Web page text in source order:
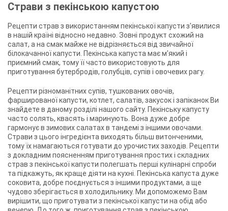
Страви з пекінською капустою
Рецепти страв з використанням пекінської капусти з'явилися
в нашій країні відносно недавно. Зовні продукт схожий на
салат, а на смак майже не відрізняється від звичайної
білокачанної капусти. Пекінська капуста має м'який і
приємний смак, тому її часто використовують для
приготування бутербродів, голубців, супів і овочевих рагу.
Рецепти різноманітних супів, тушкованих овочів,
фаршированої капусти, котлет, салатів, закусок і запіканок Ви
знайдете в даному розділі нашого сайту. Пекінську капусту
часто солять, квасять і маринують. Вона дуже добре
гармонує в зимових салатах в тандемі з іншими овочами.
Страви з цього інгредієнта виходять більш витонченими,
тому їх намагаються готувати до урочистих заходів. Рецепти
з докладним поясненням приготування простих і складних
страв з пекінської капусти полегшать перші кулінарні спроби
та підкажуть, як краще діяти на кухні. Пекінська капуста дуже
соковита, добре поєднується з іншими продуктами, а ще
чудово зберігається в холодильнику. Ми допоможемо Вам
вирішити, що приготувати з пекінської капусти на обід або